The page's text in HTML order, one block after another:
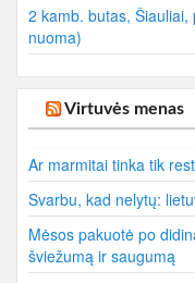
2 kamb. butas,
nuoma)
Virtuvės menas
Ar marmitai tinka tik
Svarbu, kad nelytų:
Mėsos pakuotė po
šviežumą ir saugumą